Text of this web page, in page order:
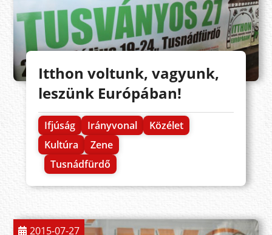
Itthon voltunk, vagyunk,
leszünk Európában!
Ifjúság Irányvonal
Közélet
Kultúra
Zene
Tusnádfürdő
2015-07-27